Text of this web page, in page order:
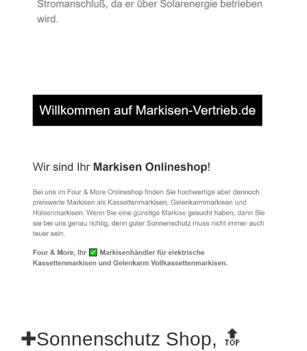
✚Sonnenschutz Shop, 🔝